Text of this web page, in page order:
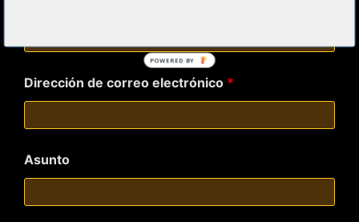
Dirección de correo electrónico *
Asunto
POWERED BY